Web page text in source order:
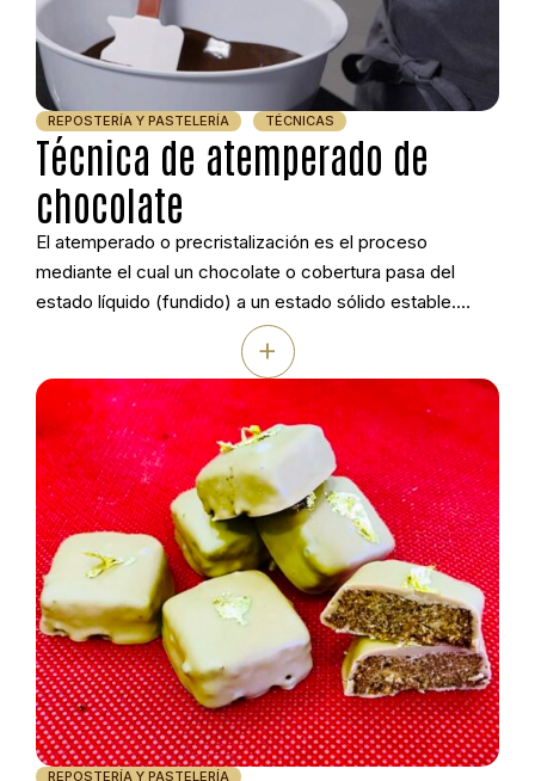
Técnica de atemperado de
chocolate
REPOSTERÍA Y PASTELERÍA TÉCNICAS
El atemperado o precristalización es el proceso
mediante el cual un chocolate o cobertura pasa del
estado líquido (fundido) a un estado sólido estable.
Realizando este proceso correctamente obtendremos
un chocolate homogéneo, brillante, crujiente y con
mejor aroma además de retrasar la aparición de las
manchas blancas (fat Bloom).
+
REPOSTERÍA Y PASTELERÍA